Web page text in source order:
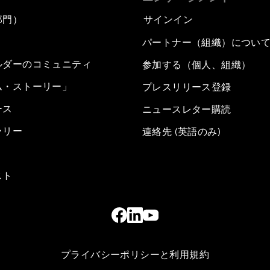
）
ーのコミュニティ
ストーリー」
リー
サインイン
パートナー（組織）につい
参加する（個人、組織）
プレスリリース登録
ニュースレター購読
連絡先 (英語のみ)
プライバシーポリシーと利用規約